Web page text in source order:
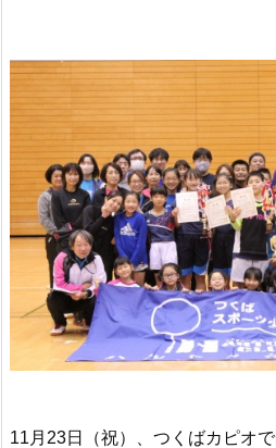
11月23日（祝）、つくばカピオ